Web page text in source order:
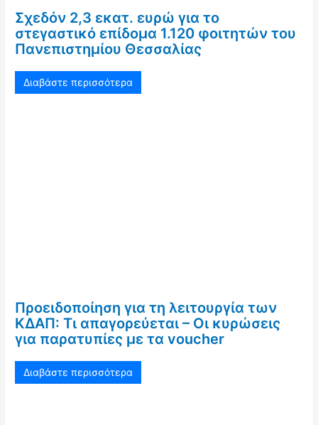
Σχεδόν 2,3 εκατ. ευρώ για το
στεγαστικό επίδομα 1.120 φοιτητών του
Πανεπιστημίου Θεσσαλίας
Διαβάστε περισσότερα
Προειδοποίηση για τη λειτουργία των
ΚΔΑΠ: Τι απαγορεύεται – Οι κυρώσεις
για παρατυπίες με τα voucher
Διαβάστε περισσότερα